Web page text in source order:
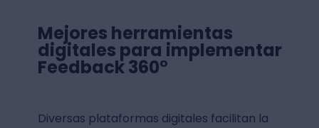
Mejores herramientas
digitales para implementar
Feedback 360°
Diversas plataformas digitales facilitan la